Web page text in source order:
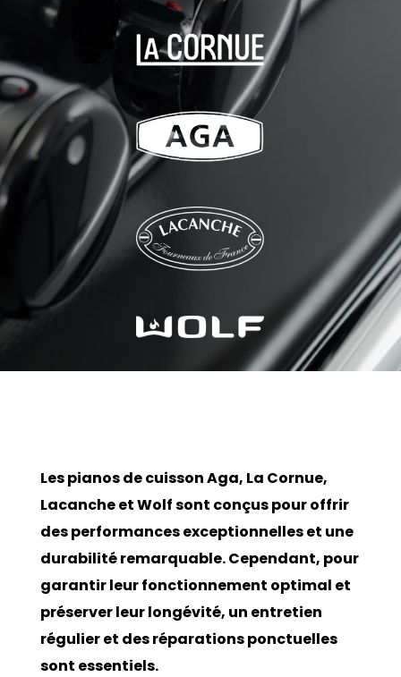
Les pianos de cuisson Aga, La Cornue,
Lacanche et Wolf sont conçus pour offrir
des performances exceptionnelles et une
durabilité remarquable. Cependant, pour
garantir leur fonctionnement optimal et
préserver leur longévité, un entretien
régulier et des réparations ponctuelles
sont essentiels.